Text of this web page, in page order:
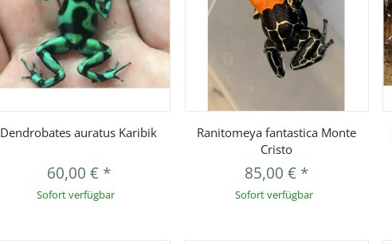
Vorschau
Dendrobates auratus Karibik
60,00 € *
Sofort verfügbar
Vorschau
Ranitomeya fantastica Monte
Cristo
85,00 € *
Sofort verfügbar